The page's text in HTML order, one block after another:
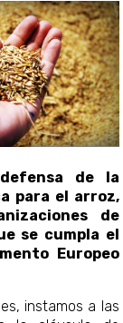
defensa de la
para el arroz,
de
se cumpla el
Europeo
instamos a las